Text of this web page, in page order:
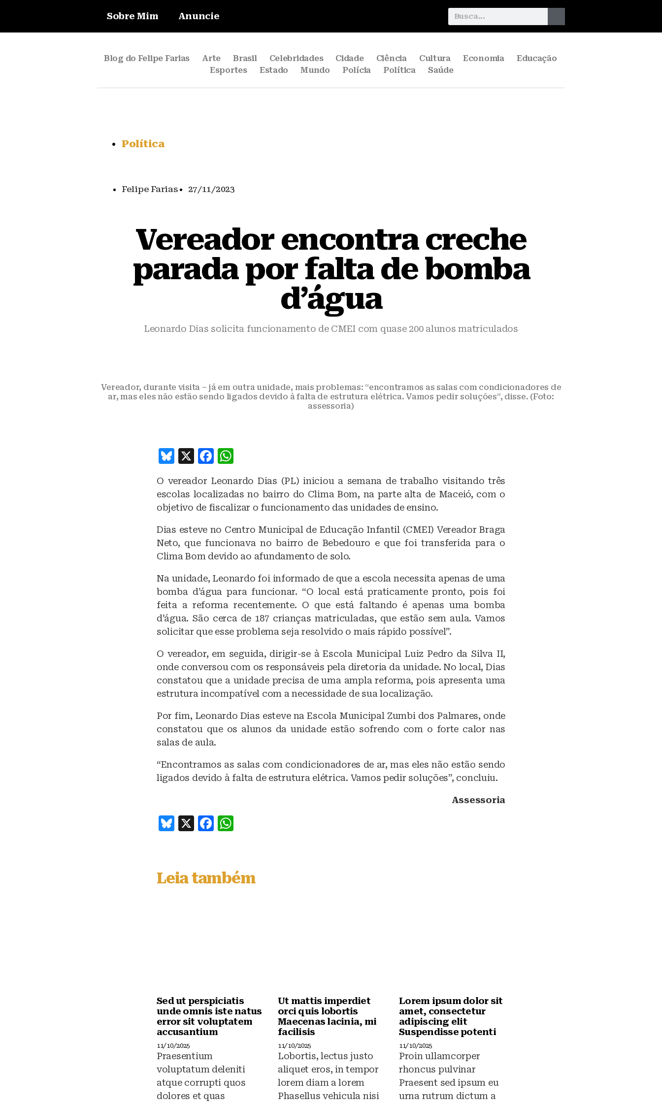
Sobre Mim Anuncie
Blog do Felipe Farias Arte Brasil Celebridades Cidade Ciência Cultura Economia
Educação
Esportes
Estado Mundo Polícia Política Saúde
Política
Felipe Farias 27/11/2023
Vereador encontra creche
parada por falta de bomba
d’água
Leonardo Dias solicita funcionamento de CMEI com quase 200 alunos matriculados
Vereador, durante visita – já em outra unidade, mais problemas: “encontramos as salas com condicionadores de
ar, mas eles não estão sendo ligados devido à falta de estrutura elétrica. Vamos pedir soluções”, disse. (Foto:
assessoria)
B
e
s
y
X
F
c
e
o
o
at
s
p
p
O vereador Leonardo Dias (PL) iniciou a semana de trabalho visitando três
escolas localizadas no bairro do Clima Bom, na parte alta de Maceió, com o
objetivo de fiscalizar o funcionamento das unidades de ensino.
Dias esteve no Centro Municipal de Educação Infantil (CMEI) Vereador Braga
Neto, que funcionava no bairro de Bebedouro e que foi transferida para o
Clima Bom devido ao afundamento de solo.
Na unidade, Leonardo foi informado de que a escola necessita apenas de uma
bomba d’água para funcionar. “O local está praticamente pronto, pois foi
feita a reforma recentemente. O que está faltando é apenas uma bomba
d’água. São cerca de 187 crianças matriculadas, que estão sem aula. Vamos
solicitar que esse problema seja resolvido o mais rápido possível”.
O vereador, em seguida, dirigir-se à Escola Municipal Luiz Pedro da Silva II,
onde conversou com os responsáveis pela diretoria da unidade. No local, Dias
constatou que a unidade precisa de uma ampla reforma, pois apresenta uma
estrutura incompatível com a necessidade de sua localização.
Por fim, Leonardo Dias esteve na Escola Municipal Zumbi dos Palmares, onde
constatou que os alunos da unidade estão sofrendo com o forte calor nas
salas de aula.
“Encontramos as salas com condicionadores de ar, mas eles não estão sendo
ligados devido à falta de estrutura elétrica. Vamos pedir soluções”, concluiu.
Assessoria
B
s
k
X
F
e
b
s
A
Leia também
Sed ut perspiciatis
unde omnis iste natus
error sit voluptatem
accusantium
11/10/2025
Praesentium
voluptatum deleniti
atque corrupti quos
dolores et quas
Ut mattis imperdiet
orci quis lobortis
Maecenas lacinia, mi
facilisis
11/10/2025
Lobortis, lectus justo
aliquet eros, in tempor
lorem diam a lorem
Phasellus vehicula nisi
Lorem ipsum dolor sit
amet, consectetur
adipiscing elit
Suspendisse potenti
11/10/2025
Proin ullamcorper
rhoncus pulvinar
Praesent sed ipsum eu
urna rutrum dictum a